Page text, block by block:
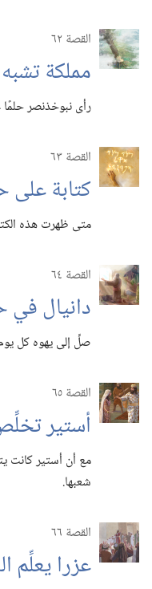
القصة ٦٢
مملكة
رأى نبوخذنصر
القصة ٦٣
كتابة على
متى ظهرت هذه
القصة ٦٤
دانيال في
صلِّ إلى يهوه كل
القصة ٦٥
أستير
مع أن أستير كانت
شعبها.‏
القصة ٦٦
عزرا يعلِّم